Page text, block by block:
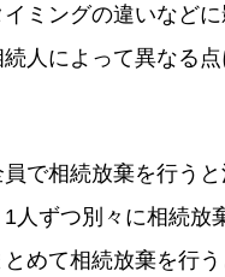
ミングの違いなどに
人によって異なる
で相続放棄を行う
人ずつ別々に相続放
めて相続放棄を行う